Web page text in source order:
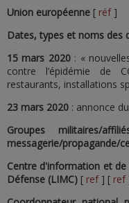
Union européenne [ réf]
Dates, types et noms des
15 mars 2020: «
contre l’épidémie de
restaurants, installations
23 mars 2020 : annonce
Groupes militaires/
messagerie/propagande/
Centre d'information et
Défense (LIMC) [ ref] [ ref